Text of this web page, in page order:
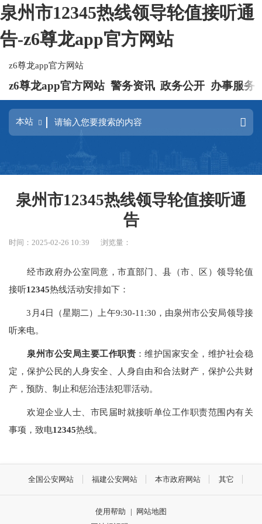
泉州市12345热线领导轮值接听通
告-z6尊龙app官方网站
z6尊龙app官方网站
z6尊龙app官方网站 警务资讯 政务公开 办事服务
泉州市12345热线领导轮值接听通
告
时间：2025-02-26 10:39 浏览量：
经市政府办公室同意，市直部门、县（市、区）领导轮值
接听12345热线活动安排如下：
3月4日（星期二）上午9:30-11:30，由泉州市公安局领导接
听来电。
泉州市公安局主要工作职责 ：维护国家安全，维护社会稳
定，保护公民的人身安全、人身自由和合法财产，保护公共财
产，预防、制止和惩治违法犯罪活动。
欢迎企业人士、市民届时就接听单位工作职责范围内有关
事项，致电12345热线。
全国公安网站 福建公安网站 本市政府网站 其它
使用帮助 |
网站地图